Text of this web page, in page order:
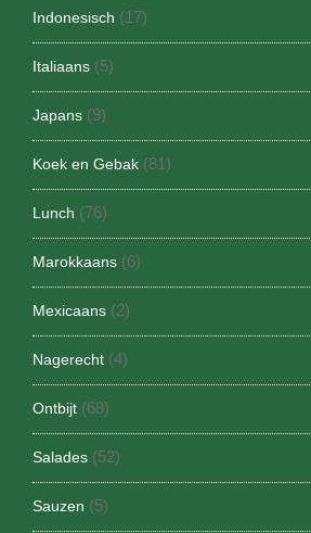
Indonesisch (17)
Italiaans (5)
Japans (9)
Koek en Gebak (81)
Lunch (76)
Marokkaans (6)
Mexicaans (2)
Nagerecht (4)
Ontbijt (68)
Salades (52)
Sauzen (5)